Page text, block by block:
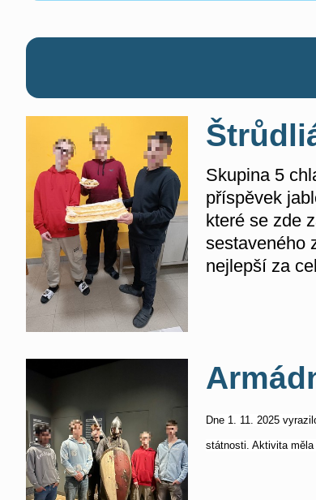
Skupina 5
příspěvek
které se zde
sestaveného
nejlepší za
Dne 1. 11. 2025
státnosti. Aktivita